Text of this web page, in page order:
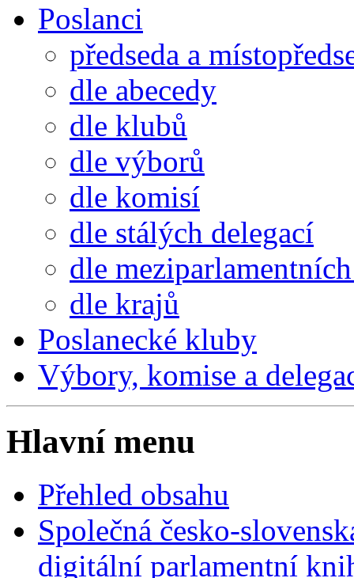
Poslanci
předseda a
dle abecedy
dle klubů
dle výborů
dle komisí
dle stálých delegací
dle
dle krajů
Poslanecké kluby
Výbory, komise a
Hlavní menu
Přehled obsahu
Společná česko-
digitální parlamentní